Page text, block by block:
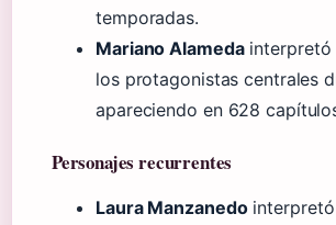
temporadas.
Mariano Alamedainterpretó
los protagonistas centrales
apareciendo en 628
Personajes recurrentes
Laura Manzanedointerpretó